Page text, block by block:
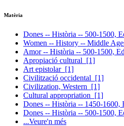
Matèria
Dones -- Història -- 500-1500,
Women -- History -- Middle
Amor -- Història -- 500-1500,
Apropiació cultural [1]
Art epistolar [1]
Civilització occidental [1]
Civilization, Western [1]
Cultural appropriation [1]
Dones -- Història -- 1450-1600,
Dones -- Història -- 500-1500,
...Veure'n més